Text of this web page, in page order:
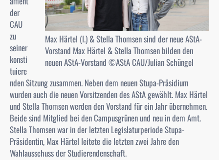
Max Härtel (l.) & Stella Thomsen sind der neue AStA-
Vorstand Max Härtel & Stella Thomsen bilden den
neuen AStA-Vorstand ©AStA CAU/Julian Schüngel
der
CAU
zu
seiner
konsti
tuiere
nden Sitzung zusammen. Neben dem neuen Stupa-Präsidium
wurden auch die neuen Vorsitzenden des AStA gewählt. Max Härtel
und Stella Thomsen werden den Vorstand für ein Jahr übernehmen.
Beide sind Mitglied bei den Campusgrünen und neu in dem Amt.
Stella Thomsen war in der letzten Legislaturperiode Stupa-
Präsidentin, Max Härtel leitete die letzten zwei Jahre den
Wahlausschuss der Studierendenschaft.